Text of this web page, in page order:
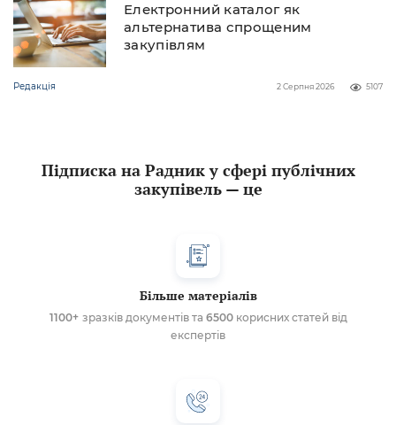
Електронний каталог як
альтернатива спрощеним
закупівлям
Редакція 5107
2 Серпня 2026
Підписка на Радник у сфері публічних
закупівель — це
Більше матеріалів
1100+ зразків документів та 6500корисних статей від
експертів